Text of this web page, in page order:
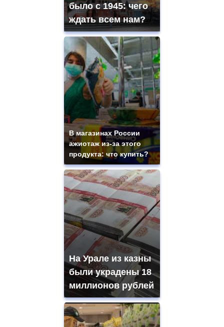
было с 1945: чего
ждать всем нам?
В магазинах России
ажиотаж из-за этого
продукта: что купить?
На Урале из казны
были украдены 18
миллионов рублей